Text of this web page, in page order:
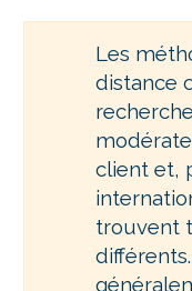
Les
distance
client et,
trouvent